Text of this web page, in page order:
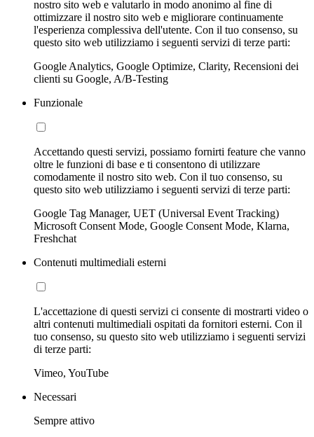
nostro sito web e valutarlo in modo anonimo al fine di
ottimizzare il nostro sito web e migliorare continuamente
l'esperienza complessiva dell'utente. Con il tuo consenso, su
questo sito web utilizziamo i seguenti servizi di terze parti:
Google Analytics, Google Optimize, Clarity, Recensioni dei
clienti su Google, A/B-Testing
Funzionale
Accettando questi servizi, possiamo fornirti feature che vanno
oltre le funzioni di base e ti consentono di utilizzare
comodamente il nostro sito web. Con il tuo consenso, su
questo sito web utilizziamo i seguenti servizi di terze parti:
Google Tag Manager, UET (Universal Event Tracking)
Microsoft Consent Mode, Google Consent Mode, Klarna,
Freshchat
Contenuti multimediali esterni
L'accettazione di questi servizi ci consente di mostrarti video o
altri contenuti multimediali ospitati da fornitori esterni. Con il
tuo consenso, su questo sito web utilizziamo i seguenti servizi
di terze parti:
Vimeo, YouTube
Necessari
Sempre attivo